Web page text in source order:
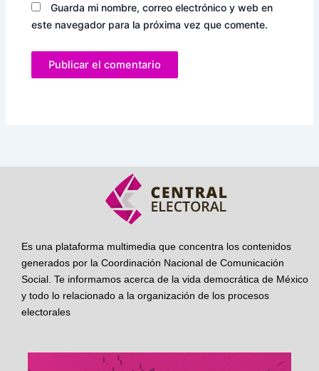
Guarda mi nombre, correo electrónico y web en
este navegador para la próxima vez que comente.
Es una plataforma multimedia que concentra los contenidos
generados por la Coordinación Nacional de Comunicación
Social. Te informamos acerca de la vida democrática de México
y todo lo relacionado a la organización de los procesos
electorales